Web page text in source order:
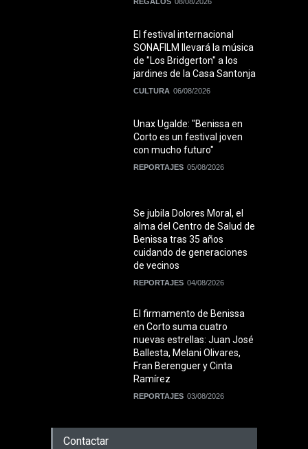
El festival internacional
SONAFILM llevará la música
de "Los Bridgerton" a los
jardines de la Casa Santonja
CULTURA 06/08/2026
Unax Ugalde: "Benissa en
Corto es un festival joven
con mucho futuro"
REPORTAJES 05/08/2026
Se jubila Dolores Moral, el
alma del Centro de Salud de
Benissa tras 35 años
cuidando de generaciones
de vecinos
REPORTAJES 04/08/2026
El firmamento de Benissa
en Corto suma cuatro
nuevas estrellas: Juan José
Ballesta, Melani Olivares,
Fran Berenguer y Cinta
Ramírez
REPORTAJES 03/08/2026
Contactar